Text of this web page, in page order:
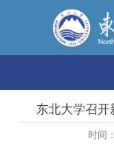
东北大学召开
时间